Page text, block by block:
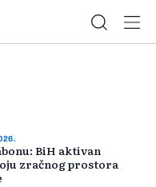
BiH aktivan
zračnog prostora